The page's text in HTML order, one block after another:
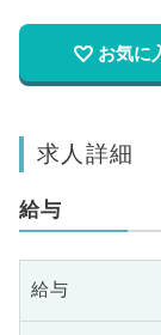
お気に
求人詳細
給与
給与